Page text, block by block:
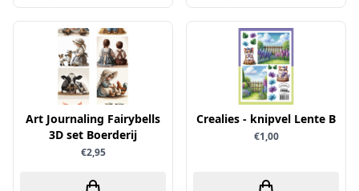
Art Journaling Fairybells
3D set Boerderij
€2,95
Crealies - knipvel Lente B
€1,00